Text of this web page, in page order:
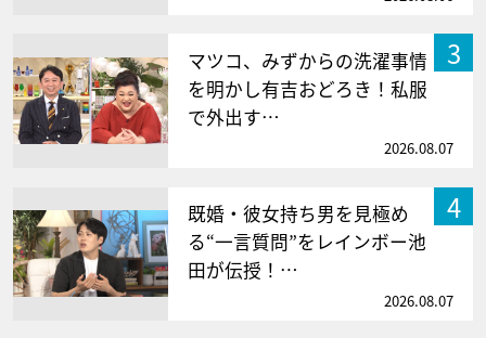
3
マツコ、みずからの洗濯事情
を明かし有吉おどろき！私服
で外出す…
2026.08.07
4
既婚・彼女持ち男を見極め
る“一言質問”をレインボー池
田が伝授！…
2026.08.07